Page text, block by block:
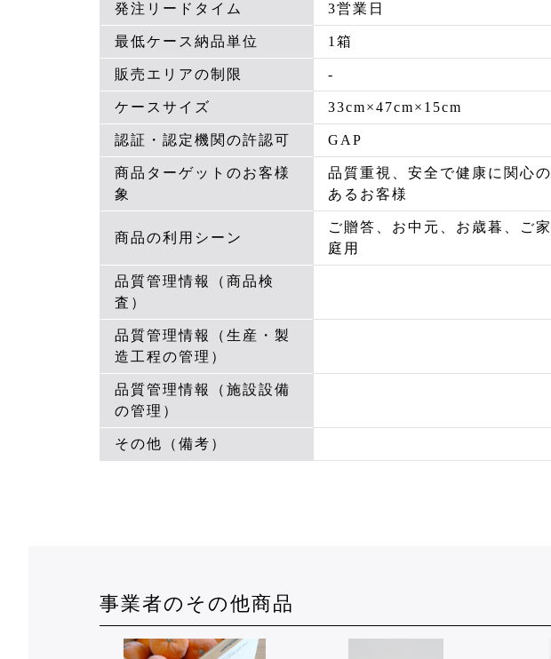
発注リードタイム 3営業日
最低ケース納品単位 1箱
販売エリアの制限 -
ケースサイズ 33cm×47cm×15cm
認証・認定機関の許認可 GAP
商品ターゲットのお客様
象
品質重視、安全で健康に関心の
あるお客様
商品の利用シーン
ご贈答、お中元、お歳暮、ご家
庭用
品質管理情報（商品検
査）
品質管理情報（生産・製
造工程の管理）
品質管理情報（施設設備
の管理）
その他（備考）
事業者のその他商品